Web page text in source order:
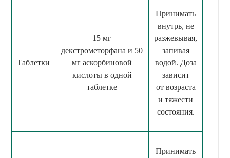
Таблетки
15 мг
декстрометорфана и 50
мг аскорбиновой
кислоты в одной
таблетке
Принимать
внутрь, не
разжевывая,
запивая
водой. Доза
зависит
от возраста
и тяжести
состояния.
Принимать